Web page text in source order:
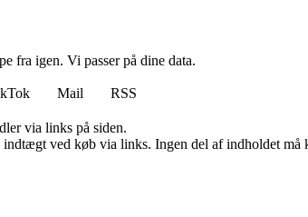
fra igen. Vi passer på dine data.
Mail
RSS
via links på siden.
ved køb via links. Ingen del af indholdet må